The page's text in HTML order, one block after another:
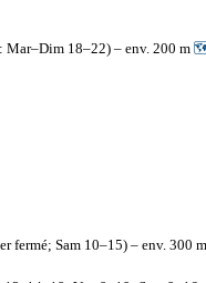
Mar–Dim 18–22) – env. 200 m
fermé; Sam 10–15) – env. 300 m